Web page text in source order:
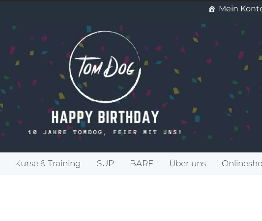
Mein
Kurse & Training SUP BARF Über uns